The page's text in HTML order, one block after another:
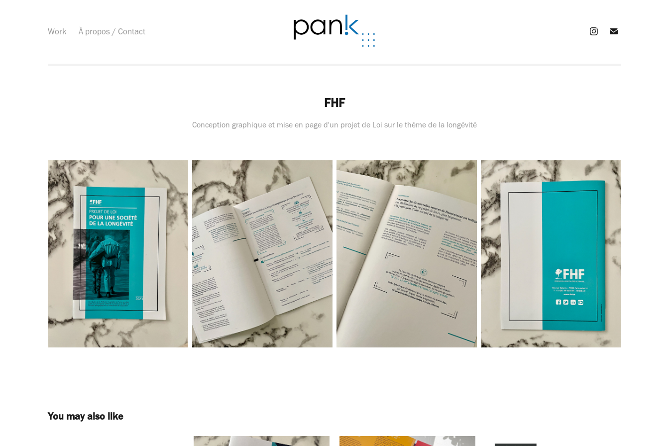
Work À propos / Contact
FHF
Conception graphique et mise en page d'un projet de Loi sur le thème de la longévité
You may also like